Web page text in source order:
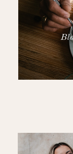
CONTACT